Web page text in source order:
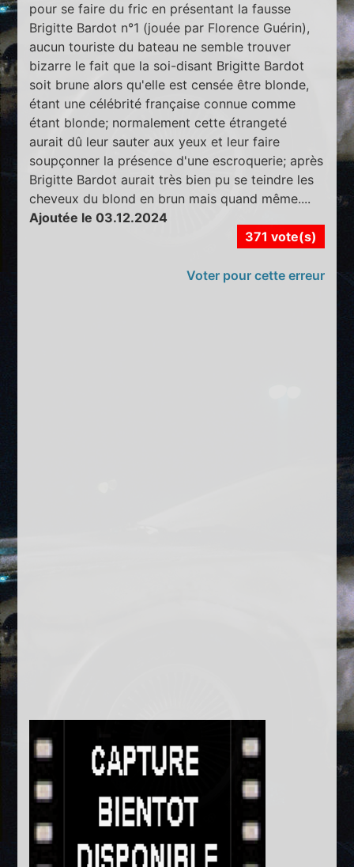
pour se faire du fric en présentant la fausse
Brigitte Bardot n°1 (jouée par Florence Guérin),
aucun touriste du bateau ne semble trouver
bizarre le fait que la soi-disant Brigitte Bardot
soit brune alors qu'elle est censée être blonde,
étant une célébrité française connue comme
étant blonde; normalement cette étrangeté
aurait dû leur sauter aux yeux et leur faire
soupçonner la présence d'une escroquerie; après
Brigitte Bardot aurait très bien pu se teindre les
cheveux du blond en brun mais quand même....
Ajoutée le 03.12.2024
371 vote(s)
Voter pour cette erreur